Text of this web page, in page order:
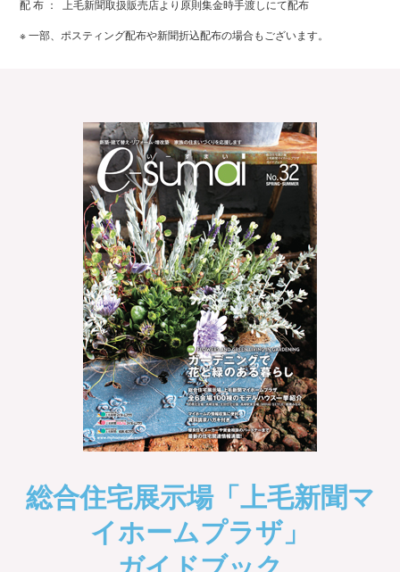
配 布 ：
上毛新聞取扱販売店より原則集金時手渡しにて配布
※ 一部、ポスティング配布や新聞折込配布の場合もございます。
総合住宅展示場「上毛新聞マ
イホームプラザ」